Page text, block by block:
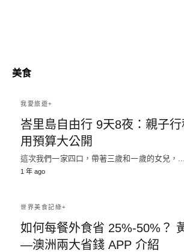
美食
我愛旅遊+
峇里島自由行 9天8夜：親子
用預算大公開
這次我們一家四口，帶著三歲和一歲的女兒，...
1 年 ago
世界美食記綠+
如何每餐外食省 25%-50%？
—澳洲兩大省錢 APP 介紹